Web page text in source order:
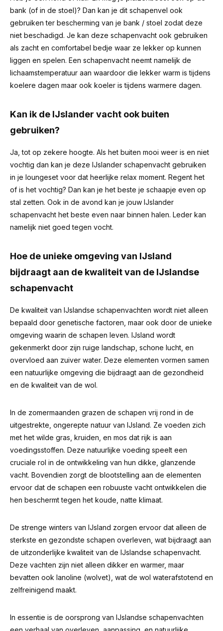
bank (of in de stoel)? Dan kan je dit schapenvel ook
gebruiken ter bescherming van je bank / stoel zodat deze
niet beschadigd. Je kan deze schapenvacht ook gebruiken
als zacht en comfortabel bedje waar ze lekker op kunnen
liggen en spelen. Een schapenvacht neemt namelijk de
lichaamstemperatuur aan waardoor die lekker warm is tijdens
koelere dagen maar ook koeler is tijdens warmere dagen.
Kan ik de IJslander vacht ook buiten
gebruiken?
Ja, tot op zekere hoogte. Als het buiten mooi weer is en niet
vochtig dan kan je deze IJslander schapenvacht gebruiken
in je loungeset voor dat heerlijke relax moment. Regent het
of is het vochtig? Dan kan je het beste je schaapje even op
stal zetten. Ook in de avond kan je jouw IJslander
schapenvacht het beste even naar binnen halen. Leder kan
namelijk niet goed tegen vocht.
Hoe de unieke omgeving van IJsland
bijdraagt aan de kwaliteit van de IJslandse
schapenvacht
De kwaliteit van IJslandse schapenvachten wordt niet alleen
bepaald door genetische factoren, maar ook door de unieke
omgeving waarin de schapen leven. IJsland wordt
gekenmerkt door zijn ruige landschap, schone lucht, en
overvloed aan zuiver water. Deze elementen vormen samen
een natuurlijke omgeving die bijdraagt aan de gezondheid
en de kwaliteit van de wol.
In de zomermaanden grazen de schapen vrij rond in de
uitgestrekte, ongerepte natuur van IJsland. Ze voeden zich
met het wilde gras, kruiden, en mos dat rijk is aan
voedingsstoffen. Deze natuurlijke voeding speelt een
cruciale rol in de ontwikkeling van hun dikke, glanzende
vacht. Bovendien zorgt de blootstelling aan de elementen
ervoor dat de schapen een robuuste vacht ontwikkelen die
hen beschermt tegen het koude, natte klimaat.
De strenge winters van IJsland zorgen ervoor dat alleen de
sterkste en gezondste schapen overleven, wat bijdraagt aan
de uitzonderlijke kwaliteit van de IJslandse schapenvacht.
Deze vachten zijn niet alleen dikker en warmer, maar
bevatten ook lanoline (wolvet), wat de wol waterafstotend en
zelfreinigend maakt.
In essentie is de oorsprong van IJslandse schapenvachten